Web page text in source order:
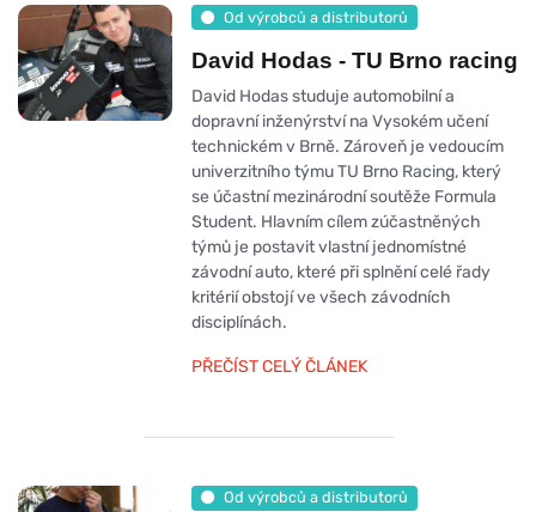
Od výrobců a distributorů
David Hodas - TU Brno racing
David Hodas studuje automobilní a
dopravní inženýrství na Vysokém učení
technickém v Brně. Zároveň je vedoucím
univerzitního týmu TU Brno Racing, který
se účastní mezinárodní soutěže Formula
Student. Hlavním cílem zúčastněných
týmů je postavit vlastní jednomístné
závodní auto, které při splnění celé řady
kritérií obstojí ve všech závodních
disciplínách.
PŘEČÍST CELÝ ČLÁNEK
Od výrobců a distributorů